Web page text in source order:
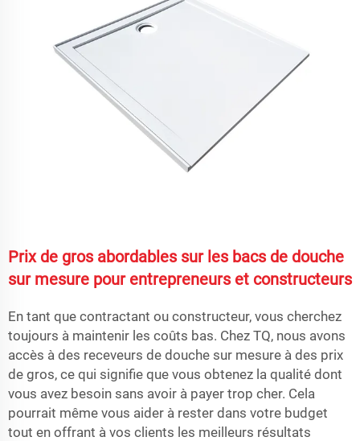
Prix de gros abordables sur les bacs de douche
sur mesure pour entrepreneurs et constructeurs
En tant que contractant ou constructeur, vous cherchez
toujours à maintenir les coûts bas. Chez TQ, nous avons
accès à des receveurs de douche sur mesure à des prix
de gros, ce qui signifie que vous obtenez la qualité dont
vous avez besoin sans avoir à payer trop cher. Cela
pourrait même vous aider à rester dans votre budget
tout en offrant à vos clients les meilleurs résultats